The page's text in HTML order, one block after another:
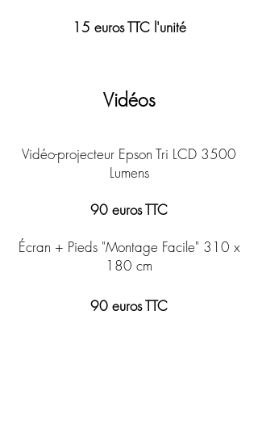
15 euros TTC l'unité
Vidéos
Vidéo-projecteur Epson Tri LCD 3500
Lumens
90 euros TTC
Écran + Pieds "Montage Facile" 310 x
180 cm
90 euros TTC